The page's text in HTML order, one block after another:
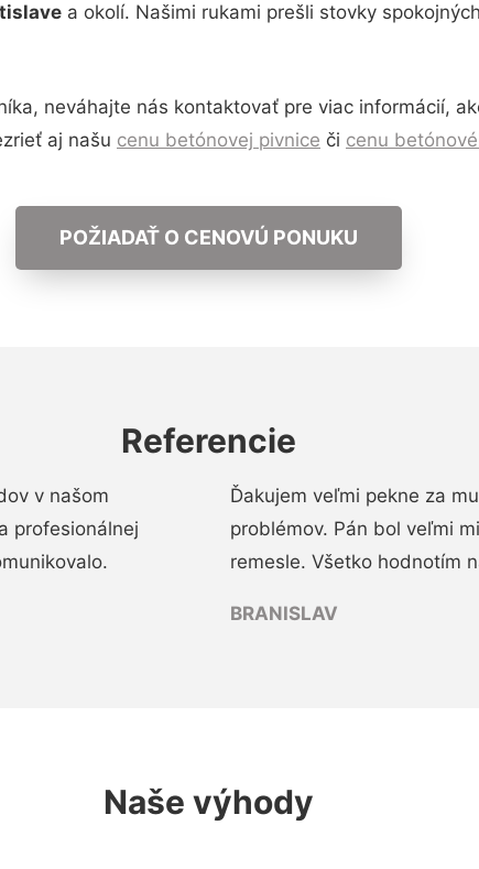
a okolí. Našimi rukami prešli stovky
neváhajte nás kontaktovať pre viac informácií,
aj našu cenu betónovej pivnice či cenu
POŽIADAŤ O CENOVÚ PONUKU
Referencie
v našom
profesionálnej
Ďakujem veľmi pekne za
problémov. Pán bol veľmi
remesle. Všetko hodnotím
BRANISLAV
Naše výhody